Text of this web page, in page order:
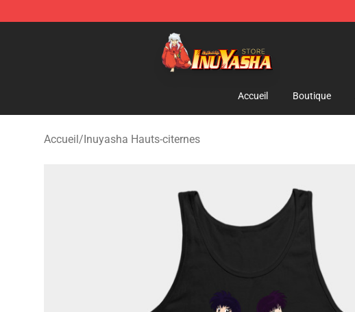
Inuyasha Store - Official Inuyasha Merchandise Shop
Accueil Boutique
Accueil/Inuyasha Hauts-citernes